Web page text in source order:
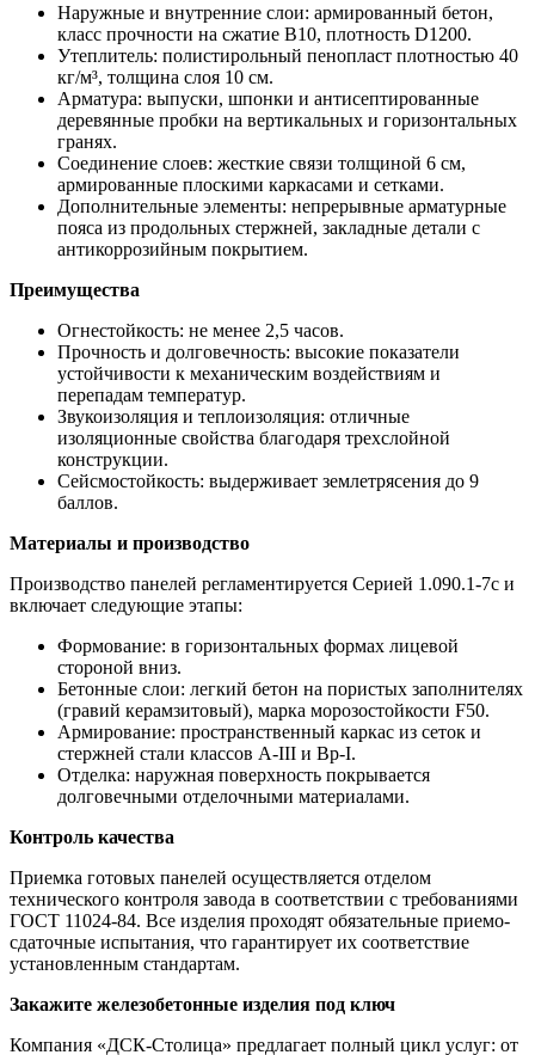
Наружные и внутренние слои: армированный бетон,
класс прочности на сжатие В10, плотность D1200.
Утеплитель: полистирольный пенопласт плотностью 40
кг/м³, толщина слоя 10 см.
Арматура: выпуски, шпонки и антисептированные
деревянные пробки на вертикальных и горизонтальных
гранях.
Соединение слоев: жесткие связи толщиной 6 см,
армированные плоскими каркасами и сетками.
Дополнительные элементы: непрерывные арматурные
пояса из продольных стержней, закладные детали с
антикоррозийным покрытием.
Преимущества
Огнестойкость: не менее 2,5 часов.
Прочность и долговечность: высокие показатели
устойчивости к механическим воздействиям и
перепадам температур.
Звукоизоляция и теплоизоляция: отличные
изоляционные свойства благодаря трехслойной
конструкции.
Сейсмостойкость: выдерживает землетрясения до 9
баллов.
Материалы и производство
Производство панелей регламентируется Серией 1.090.1-7с и
включает следующие этапы:
Формование: в горизонтальных формах лицевой
стороной вниз.
Бетонные слои: легкий бетон на пористых заполнителях
(гравий керамзитовый), марка морозостойкости F50.
Армирование: пространственный каркас из сеток и
стержней стали классов А-III и Вр-I.
Отделка: наружная поверхность покрывается
долговечными отделочными материалами.
Контроль качества
Приемка готовых панелей осуществляется отделом
технического контроля завода в соответствии с требованиями
ГОСТ 11024-84. Все изделия проходят обязательные приемо-
сдаточные испытания, что гарантирует их соответствие
установленным стандартам.
Закажите железобетонные изделия под ключ
Компания «ДСК-Столица» предлагает полный цикл услуг: от